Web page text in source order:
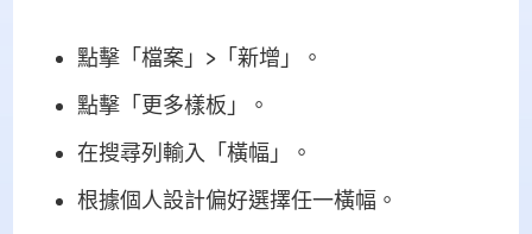
點擊「檔案」>「新增」。
點擊「更多樣板」。
在搜尋列輸入「橫幅」。
根據個人設計偏好選擇任一橫幅。